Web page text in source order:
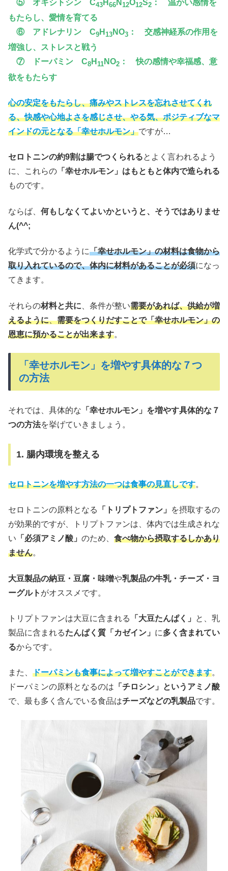
⑤ オキシトシン C43 H 66 N 12O12S2 ： 温かい感情を
もたらし、愛情を育てる
⑥ アドレナリン C9 H 13 NO3 ： 交感神経系の作用を
増強し、ストレスと戦う
⑦ ドーパミン C8 H 11 NO2 ： 快の感情や幸福感、意
欲をもたらす
心の安定をもたらし、痛みやストレスを忘れさせてくれ
る、快感や心地よさを感じさせ、やる気、ポジティブなマ
インドの元となる「幸せホルモン」ですが…
セロトニンの約9割は腸でつくられるとよく言われるよう
に、これらの 「幸せホルモン」はもともと体内で造られる
ものです。
ならば、 何もしなくてよいかというと、そうではありませ
ん(^^;
化学式で分かるように「幸せホルモン」の材料は食物から
取り入れているので、体内に材料があることが必須になっ
てきます。
それらの材料と共に 、条件が整い需要があれば、供給が増
えるように、需要をつくりだすことで「幸せホルモン」の
恩恵に預かることが出来ます。
「幸せホルモン」を増やす具体的な７つ
の方法
それでは、具体的な 「幸せホルモン」を増やす具体的な７
つの方法を挙げていきましょう。
1. 腸内環境を整える
セロトニンを増やす方法の一つは食事の見直しです。
セロトニンの原料となる 「トリプトファン」
を摂取するの
が効果的ですが、トリプトファンは、体内では生成されな
い 「必須アミノ酸」 のため、 食べ物から摂取するしかあり
ません。
大豆製品の納豆・豆腐・味噌や乳製品の牛乳・チーズ・ヨ
ーグルト がオススメです。
トリプトファンは大豆に含まれる 「大豆たんぱく」
と、乳
製品に含まれるたんぱく質「カゼイン」 に多く含まれてい
るからです。
また、 ドーパミンも食事によって増やすことができます。
ドーパミンの原料となるのは 「チロシン」というアミノ酸
で、最も多く含んでいる食品はチーズなどの乳製品です。